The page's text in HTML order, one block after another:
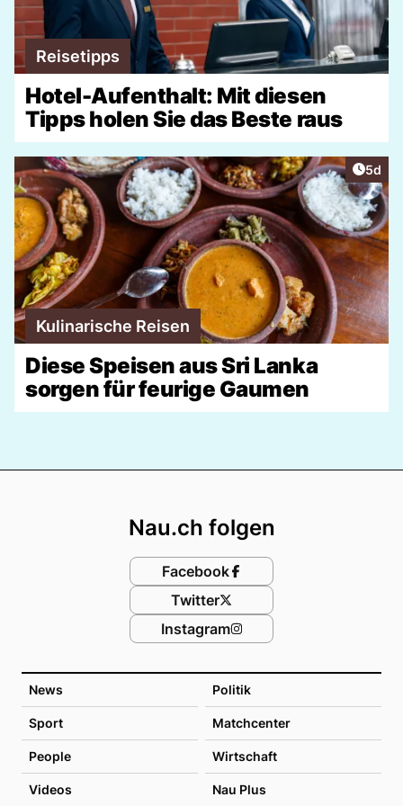
Reisetipps
Hotel-Aufenthalt: Mit diesen
Tipps holen Sie das Beste raus
5d
Kulinarische Reisen
Diese Speisen aus Sri Lanka
sorgen für feurige Gaumen
News Politik
Sport Matchcenter
People Wirtschaft
Videos Nau Plus
Nau.ch folgen
Facebook
Twitter
Instagram